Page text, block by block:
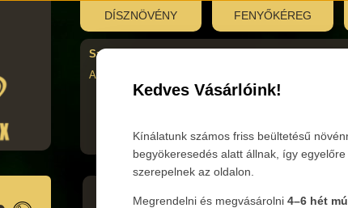
Kedves Vásárlóink!
Kínálatunk számos friss beültetésű
begyökeresedés alatt állnak, így egyelőre
szerepelnek az oldalon.
Megrendelni és megvásárolni 4–6 hét
DÍSZNÖVÉNY FENYŐKÉREG
Szombati újranyitás:
AUgusztus 29., 7:30–12:00
Tovább